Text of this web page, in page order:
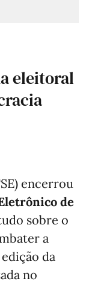
eleitoral
encerrou
de
sobre o
a
da
no